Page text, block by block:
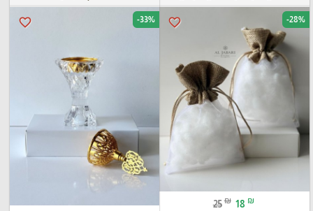
favorite_border -28%
25 ₪ 18 ₪
favorite_border -33%